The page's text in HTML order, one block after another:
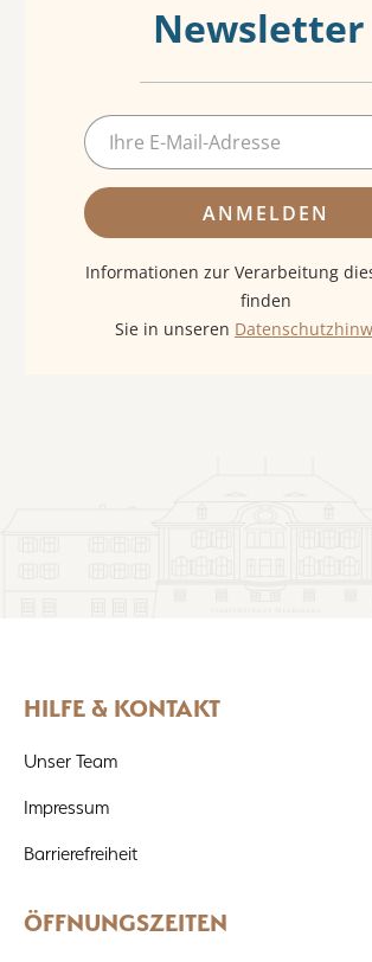
Newsletter
ANMELDEN
Informationen zur Verarbeitung
finden
Sie in unseren
HILFE & KONTAKT
Unser Team
Impressum
Barrierefreiheit
ÖFFNUNGSZEITEN